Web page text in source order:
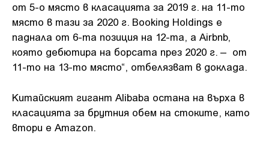
от 5-о място в класацията за 2019 г. на 11-то
място в тази за 2020 г. Booking Holdings е
паднала от 6-та позиция на 12-та, а Airbnb,
която дебютира на борсата през 2020 г. – от
11-то на 13-то място“, отбелязват в доклада.
Китайският гигант Alibaba остана на върха в
класацията за брутния обем на стоките, като
втори е Amazon.